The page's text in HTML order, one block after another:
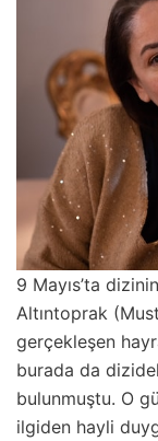
9 Mayıs’ta
Altıntoprak
gerçekleşen
burada da
bulunmuştu. O
ilgiden hayli